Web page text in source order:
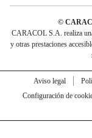
©
CARACOL S.A. realiza
y otras prestaciones
Aviso legal
Configuración de